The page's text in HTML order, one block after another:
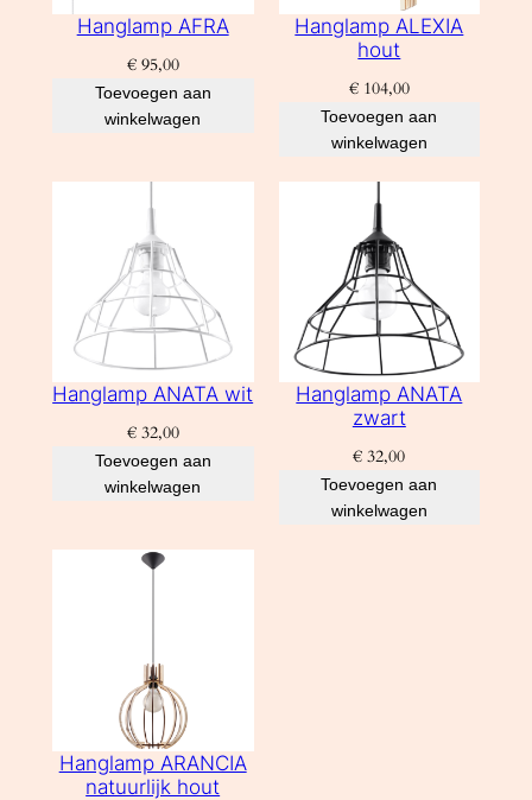
Hanglamp AFRA
€95,00
Toevoegen aan
winkelwagen
Hanglamp ALEXIA
hout
€104,00
Toevoegen aan
winkelwagen
Hanglamp ANATA wit
€32,00
Toevoegen aan
winkelwagen
Hanglamp ANATA
zwart
€ 32,00
Toevoegen aan
winkelwagen
Hanglamp ARANCIA
natuurlijk hout